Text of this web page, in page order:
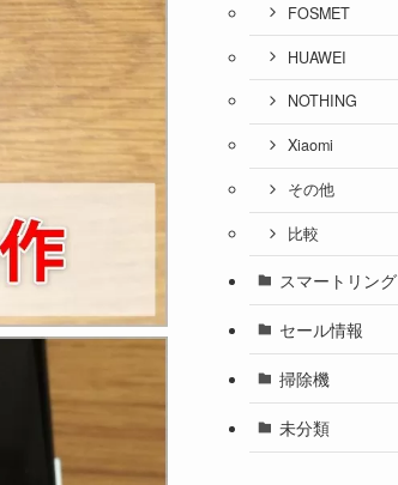
FOSMET
HUAWEI
NOTHING
Xiaomi
その他
比較
スマートリング
セール情報
掃除機
未分類